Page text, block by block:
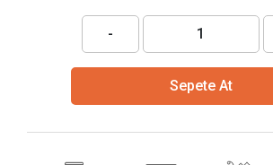
-
Sepete At